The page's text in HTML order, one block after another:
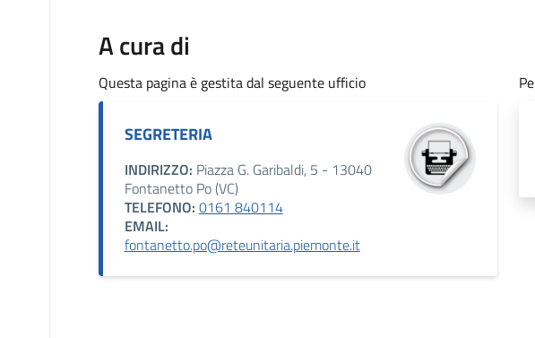
A cura di
Questa pagina è gestita dal seguente ufficio
SEGRETERIA
INDIRIZZO: Piazza G. Garibaldi, 5 - 13040
Fontanetto Po (VC)
TELEFONO: 0161 840114
EMAIL:
fontanetto.po@reteunitaria.piemonte.it